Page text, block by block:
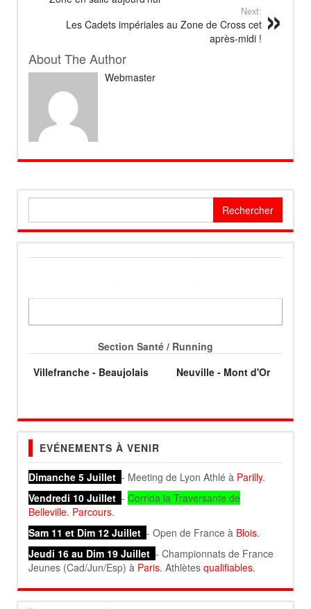
Next:
Les Cadets impériales au Zone de Cross cet
après-midi !
About The Author
Webmaster
Section Santé / Running
Villefranche - Beaujolais
Neuville - Mont d'Or
EVÉNEMENTS À VENIR
Dimanche 5 Juillet - Meeting de Lyon Athlé à Parilly.
Vendredi 10 Juillet - Corrida la Traversante de
Belleville. Parcours.
Sam 11 et Dim 12 Juillet - Open de France à Blois.
Jeudi 16 au Dim 19 Juillet - Championnats de France
Jeunes (Cad/Jun/Esp) à Paris. Athlètes qualifiables.